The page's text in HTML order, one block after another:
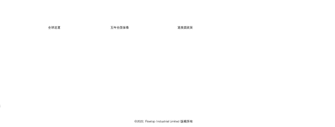
全球送運 五年全面保養 退換貨政策
©2022, Flowtop Industrial Limited 版權所有